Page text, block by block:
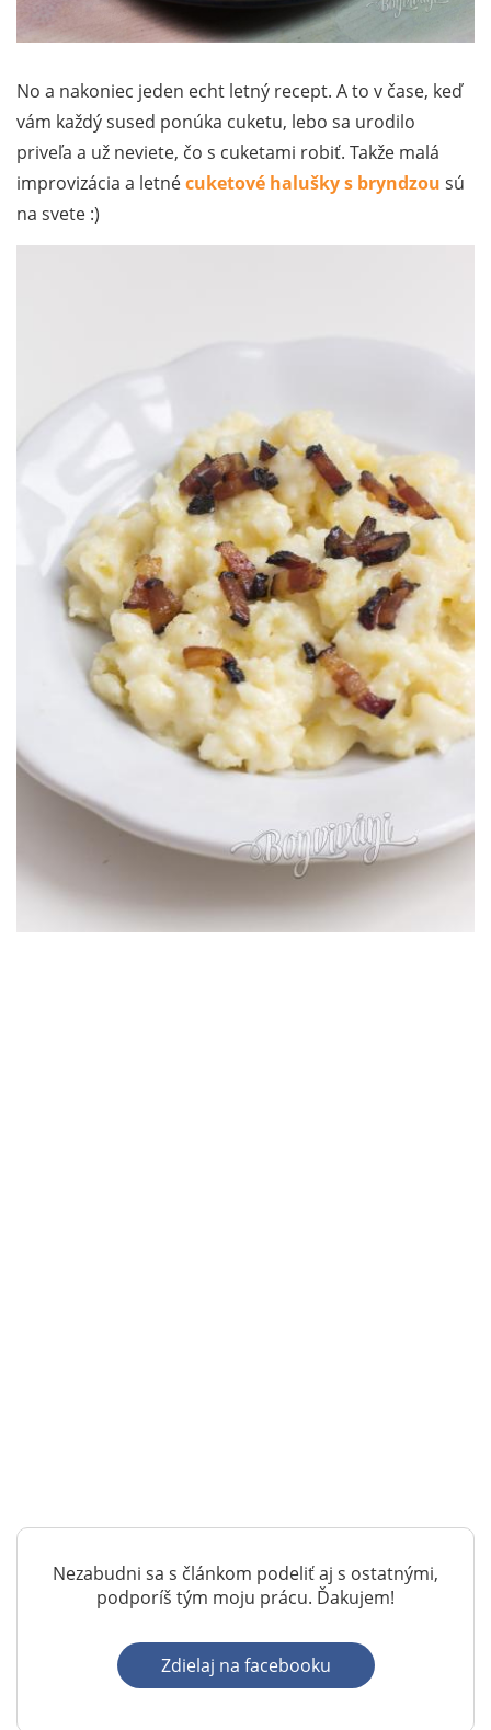
No a nakoniec jeden echt letný recept. A to v čase, keď
vám každý sused ponúka cuketu, lebo sa urodilo
priveľa a už neviete, čo s cuketami robiť. Takže malá
improvizácia a letnécuketové halušky s bryndzou sú
na svete :)
Nezabudni sa s článkom podeliť aj s ostatnými,
podporíš tým moju prácu. Ďakujem!
Zdielaj na facebooku